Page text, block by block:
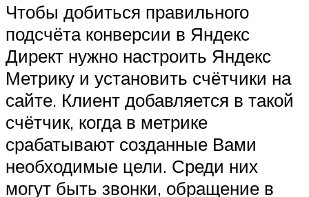
Чтобы добиться правильного
подсчёта конверсии в Яндекс
Директ нужно настроить Яндекс
Метрику и установить счётчики на
сайте. Клиент добавляется в такой
счётчик, когда в метрике
срабатывают созданные Вами
необходимые цели. Среди них
могут быть звонки, обращение в